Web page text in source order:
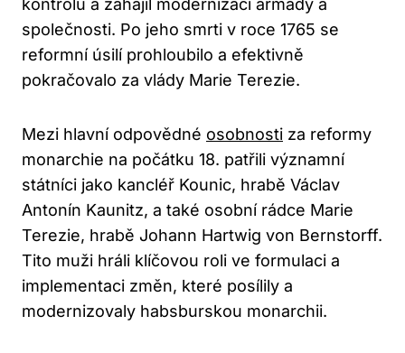
společnosti. Po jeho smrti v roce 1765 se
reformní úsilí prohloubilo a efektivně
pokračovalo za vlády Marie Terezie.
Mezi hlavní odpovědné osobnosti za reformy
monarchie na počátku 18. patřili významní
státníci jako kancléř Kounic, hrabě Václav
Antonín Kaunitz, a také osobní rádce Marie
Terezie, hrabě Johann Hartwig von Bernstorff.
Tito muži hráli klíčovou roli ve formulaci a
implementaci změn, které posílily a
modernizovaly habsburskou monarchii.